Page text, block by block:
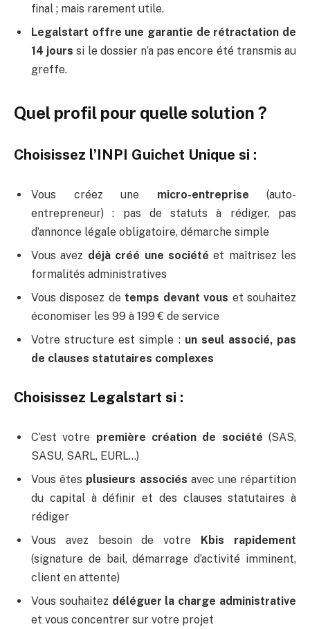
final ; mais rarement utile.
Legalstart offre une garantie de rétractation de
14 jours si le dossier n’a pas encore été transmis au
greffe.
Quel profil pour quelle solution ?
Choisissez l’INPI Guichet Unique si :
Vous créez une micro-entreprise (auto-
entrepreneur) : pas de statuts à rédiger, pas
d’annonce légale obligatoire, démarche simple
Vous avez déjà créé une société et maîtrisez les
formalités administratives
Vous disposez de temps devant vous et souhaitez
économiser les 99 à 199 € de service
Votre structure est simple : un seul associé, pas
de clauses statutaires complexes
Choisissez Legalstart si :
C’est votre première création de société (SAS,
SASU, SARL, EURL…)
Vous êtes plusieurs associés avec une répartition
du capital à définir et des clauses statutaires à
rédiger
Vous avez besoin de votre
Kbis rapidement
(signature de bail, démarrage d’activité imminent,
client en attente)
Vous souhaitez déléguer la charge administrative
et vous concentrer sur votre projet